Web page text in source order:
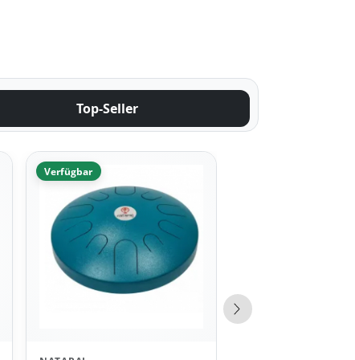
Top-Seller
Verfügbar
Nächste Produkte